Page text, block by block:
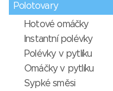
Polotovary
Hotové omáčky
Instantní polévky
Polévky v pytlíku
Omáčky v pytlíku
Sypké směsi